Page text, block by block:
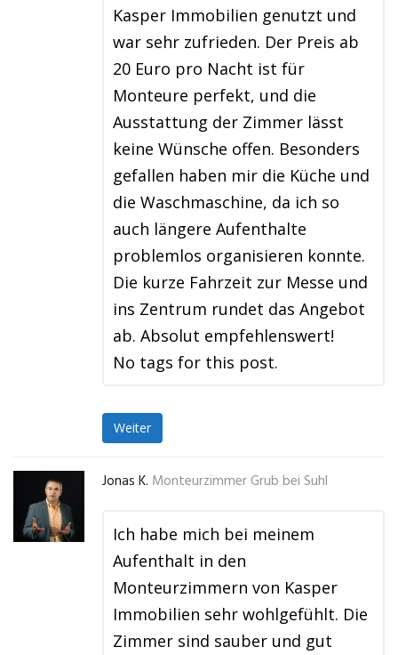
Kasper Immobilien genutzt und
war sehr zufrieden. Der Preis ab
20 Euro pro Nacht ist für
Monteure perfekt, und die
Ausstattung der Zimmer lässt
keine Wünsche offen. Besonders
gefallen haben mir die Küche und
die Waschmaschine, da ich so
auch längere Aufenthalte
problemlos organisieren konnte.
Die kurze Fahrzeit zur Messe und
ins Zentrum rundet das Angebot
ab. Absolut empfehlenswert!
No tags for this post.
Weiter
Jonas K. Monteurzimmer Grub bei Suhl
Ich habe mich bei meinem
Aufenthalt in den
Monteurzimmern von Kasper
Immobilien sehr wohlgefühlt. Die
Zimmer sind sauber und gut